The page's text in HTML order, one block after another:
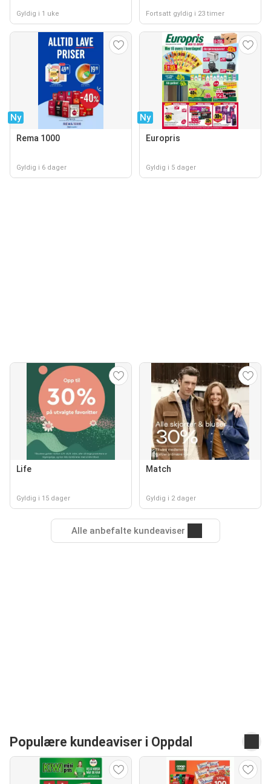
Gyldig i 1 uke Fortsatt gyldig i 23 timer
Ny
Rema 1000
Gyldig i 6 dager
Ny
Europris
Gyldig i 5 dager
Life
Gyldig i 15 dager
Match
Gyldig i 2 dager
Alle anbefalte kundeaviser
Populære kundeaviser i Oppdal